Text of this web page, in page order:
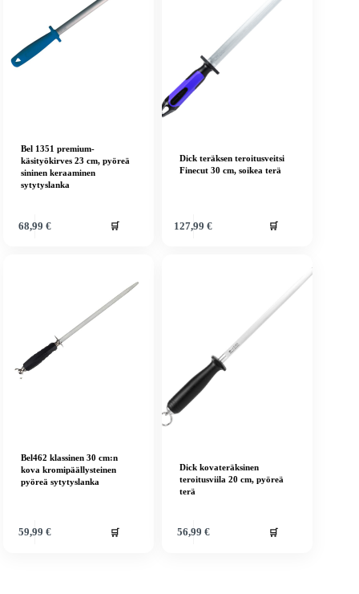
Bel 1351 premium-
käsityökirves 23 cm, pyöreä
sininen keraaminen
sytytyslanka
68,99 € 🛒
Dick teräksen teroitusveitsi
Finecut 30 cm, soikea terä
127,99€ 🛒
Bel462 klassinen 30 cm:n
kova kromipäällysteinen
pyöreä sytytyslanka
59,99 € 🛒
Dick kovateräksinen
teroitusviila 20 cm, pyöreä
terä
56,99 € 🛒